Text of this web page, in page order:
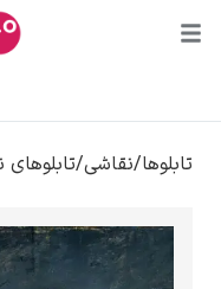
جستجوها
پیکاسو
سالوادور دالی
محبوب‌ترین
هنرمندان تابلوها/نقاشی/تابلوهای